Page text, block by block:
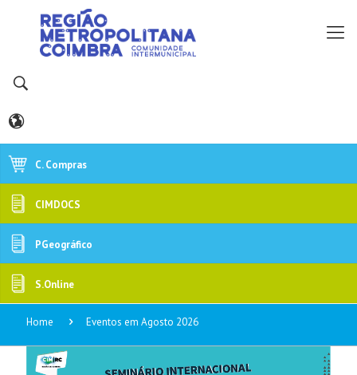
C. Compras
CIMDOCS
PGeográfico
S.Online
Home Eventos em Agosto 2026